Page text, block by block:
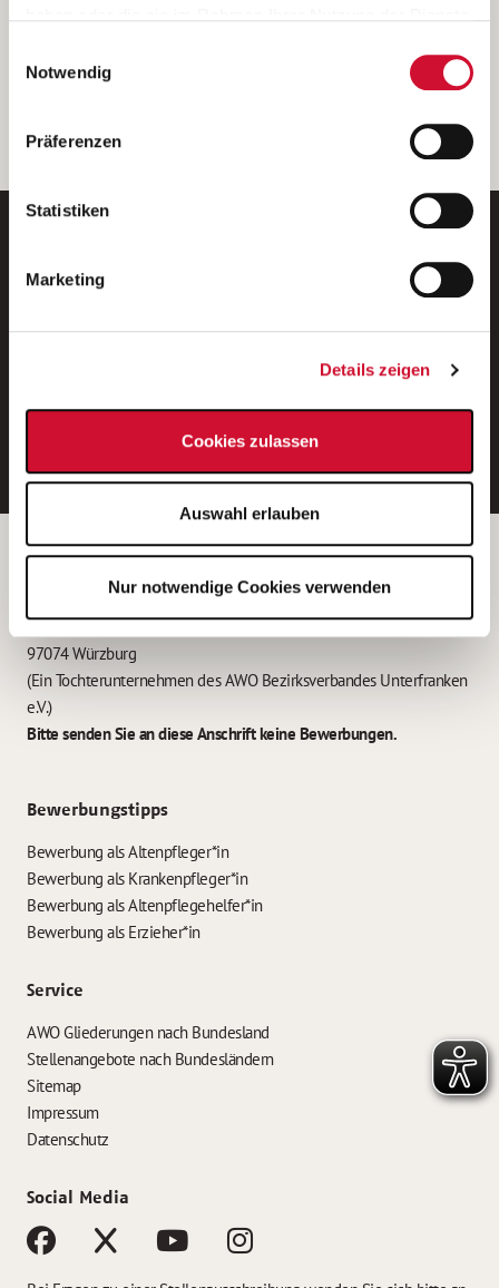
Wenn Sie auf „Cookies zulassen“ klicken, so stimmen
Sie der Speicherung sämtlicher Cookies zu. Sie können
Ihre Einwilligung selbstverständlich jederzeit widerrufen,
indem Sie die Cookie-Einstellungen aufrufen und diese
unserer
Notwendig
Präferenzen
Statistiken
Marketing
Details zeigen
Cookies zulassen
Auswahl erlauben
Nur notwendige Cookies verwenden
Weitere Details können Sie der
entnehmen.
E-Mail-Adresse eintragen
Betreiber der Webseite
Garitz Bewirtschaftungsbetriebe GmbH
Kantstraße 45a
97074 Würzburg
(Ein Tochterunternehmen des AWO Bezirksverbandes Unterfranken
e.V.)
Bitte senden Sie an diese Anschrift keine Bewerbungen.
Bewerbungstipps
Bewerbung als Altenpfleger*in
Bewerbung als Krankenpfleger*in
Bewerbung als Altenpflegehelfer*in
Bewerbung als Erzieher*in
Service
AWO Gliederungen nach Bundesland
Stellenangebote nach Bundesländern
Sitemap
Impressum
Datenschutz
Social Media